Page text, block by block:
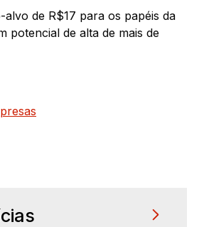
de R$17 para os papéis da
potencial de alta de mais de